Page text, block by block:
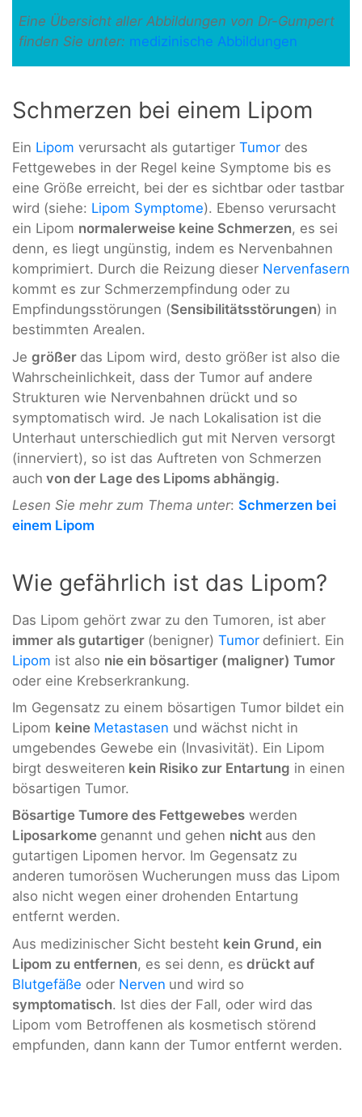
Eine Übersicht aller Abbildungen von Dr-Gumpert
finden Sie unter: medizinische Abbildungen
Schmerzen bei einem Lipom
Ein Lipom verursacht als gutartiger Tumor des
Fettgewebes in der Regel keine Symptome bis es
eine Größe erreicht, bei der es sichtbar oder tastbar
wird (siehe: Lipom Symptome). Ebenso verursacht
ein Lipom normalerweise keine Schmerzen, es sei
denn, es liegt ungünstig, indem es Nervenbahnen
komprimiert. Durch die Reizung dieser Nervenfasern
kommt es zur Schmerzempfindung oder zu
Empfindungsstörungen (Sensibilitätsstörungen) in
bestimmten Arealen.
Je größer das Lipom wird, desto größer ist also die
Wahrscheinlichkeit, dass der Tumor auf andere
Strukturen wie Nervenbahnen drückt und so
symptomatisch wird. Je nach Lokalisation ist die
Unterhaut unterschiedlich gut mit Nerven versorgt
(innerviert), so ist das Auftreten von Schmerzen
auch von der Lage des Lipoms abhängig.
Lesen Sie mehr zum Thema unter: Schmerzen bei
einem Lipom
Wie gefährlich ist das Lipom?
Das Lipom gehört zwar zu den Tumoren, ist aber
immer als gutartiger (benigner) Tumor definiert. Ein
Lipom ist also nie ein bösartiger (maligner) Tumor
oder eine Krebserkrankung.
Im Gegensatz zu einem bösartigen Tumor bildet ein
Lipom keine Metastasen und wächst nicht in
umgebendes Gewebe ein (Invasivität). Ein Lipom
birgt desweiteren kein Risiko zur Entartung in einen
bösartigen Tumor.
Bösartige Tumore des Fettgewebes werden
Liposarkome genannt und gehen nicht aus den
gutartigen Lipomen hervor. Im Gegensatz zu
anderen tumorösen Wucherungen muss das Lipom
also nicht wegen einer drohenden Entartung
entfernt werden.
Aus medizinischer Sicht besteht kein Grund, ein
Lipom zu entfernen, es sei denn, es drückt auf
Blutgefäße oder Nerven und wird so
symptomatisch. Ist dies der Fall, oder wird das
Lipom vom Betroffenen als kosmetisch störend
empfunden, dann kann der Tumor entfernt werden.